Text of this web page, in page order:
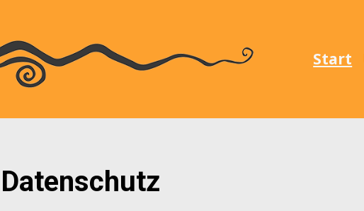
Start
Datenschutz